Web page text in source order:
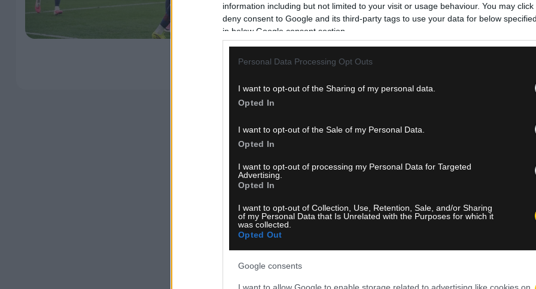
information including but not limited to your visit or usage behaviour. You may
deny consent to Google and its third-party tags to use your data for below
in below Google consent section.
Personal Data Processing Opt Outs
I want to opt-out of the Sharing of my personal data.
Opted In
I want to opt-out of the Sale of my Personal Data.
Opted In
I want to opt-out of processing my Personal Data for Targeted
Advertising.
Opted In
I want to opt-out of Collection, Use, Retention, Sale, and/or Sharing
of my Personal Data that Is Unrelated with the Purposes for which it
was collected.
Opted Out
Google consents
I want to allow Google to enable storage related to advertising like cookies on
Οι πρωταθλητές Ευρώπης εξασφάλισαν τη συμμετοχή
στη διοργάνωση μετά την κατάκτηση του δεύτερου
Δείτε Περισσότερα